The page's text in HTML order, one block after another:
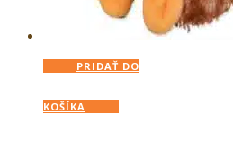
PRIDAŤ DO
KOŠÍKA